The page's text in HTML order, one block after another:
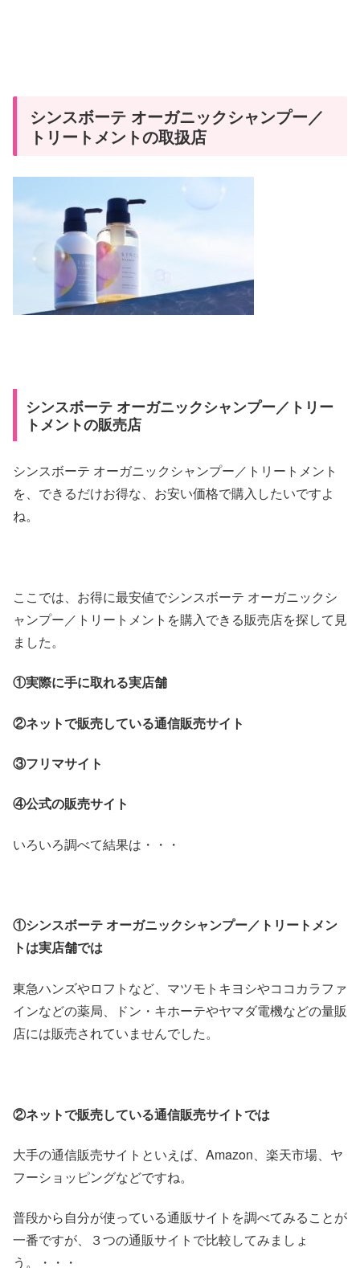
シンスボーテ オーガニックシャンプー／
トリートメントの取扱店
シンスボーテ オーガニックシャンプー／トリー
トメントの販売店
シンスボーテ オーガニックシャンプー／トリートメント
を、できるだけお得な、お安い価格で購入したいですよ
ね。
ここでは、お得に最安値でシンスボーテ オーガニックシ
ャンプー／トリートメントを購入できる販売店を探して見
ました。
①実際に手に取れる実店舗
②ネットで販売している通信販売サイト
③フリマサイト
④公式の販売サイト
いろいろ調べて結果は・・・
①シンスボーテ オーガニックシャンプー／トリートメン
トは実店舗では
東急ハンズやロフトなど、マツモトキヨシやココカラファ
インなどの薬局、ドン・キホーテやヤマダ電機などの量販
店には販売されていませんでした。
②ネットで販売している通信販売サイトでは
大手の通信販売サイトといえば、Amazon、楽天市場、ヤ
フーショッピングなどですね。
普段から自分が使っている通販サイトを調べてみることが
一番ですが、３つの通販サイトで比較してみましょ
う。・・・